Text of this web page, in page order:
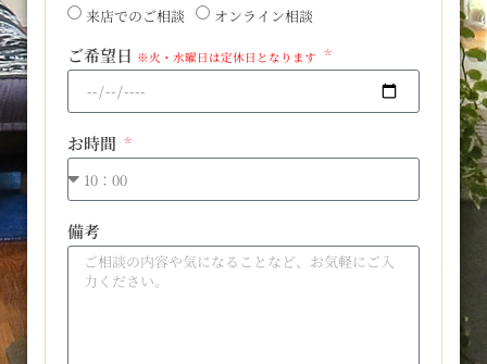
来店でのご相談 オンライン相談
ご希望日 ※火・水曜日は定休日となります
お時間
備考